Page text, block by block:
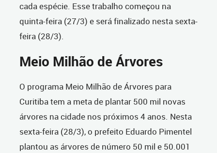
cada espécie. Esse trabalho começou na
quinta-feira (27/3) e será finalizado nesta sexta-
feira (28/3).
Meio Milhão de Árvores
O programa Meio Milhão de Árvores para
Curitiba tem a meta de plantar 500 mil novas
árvores na cidade nos próximos 4 anos. Nesta
sexta-feira (28/3), o prefeito Eduardo Pimentel
plantou as árvores de número 50 mil e 50.001